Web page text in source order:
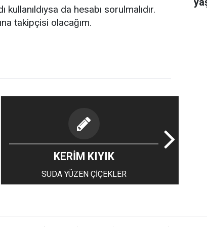
da hesabı sorulmalıdır.
takipçisi olacağım.
KERİM KIYIK
SUDA YÜZEN ÇİÇEKLER